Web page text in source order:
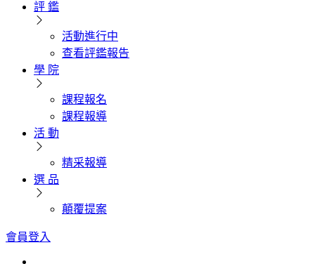
評 鑑
活動進行中
查看評鑑報告
學 院
課程報名
課程報導
活 動
精采報導
選 品
顛覆提案
會員登入